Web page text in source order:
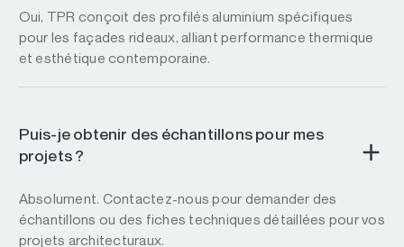
Oui, TPR conçoit des profilés aluminium spécifiques
pour les façades rideaux, alliant performance thermique
et esthétique contemporaine.
Puis-je obtenir des échantillons pour mes
projets ?
Absolument. Contactez-nous pour demander des
échantillons ou des fiches techniques détaillées pour vos
projets architecturaux.